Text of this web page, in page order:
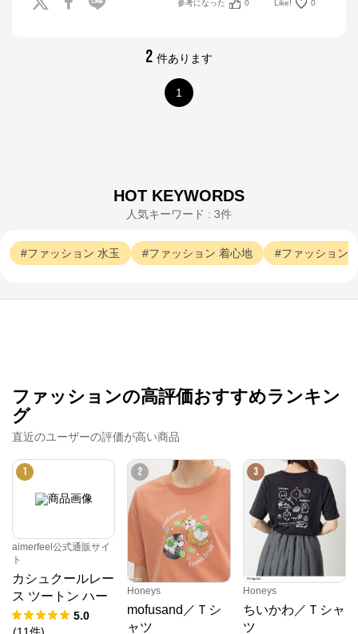
参考になった 0 Like! 0
2 件あります
1
HOT KEYWORDS
人気キーワード : 3件
ファッション 水玉 ファッション 着心地 ファッション
ファッションの高評価おすすめランキン
グ
直近のユーザーの評価が高い商品
1
aimerfeel公式通販サイ
ト
カシュクールレー
ス ツートン ハー
フバックショーツ
5.0
2
Honeys
mofusand／Ｔシ
ャツ
3
Honeys
ちいかわ／Ｔシャ
ツ